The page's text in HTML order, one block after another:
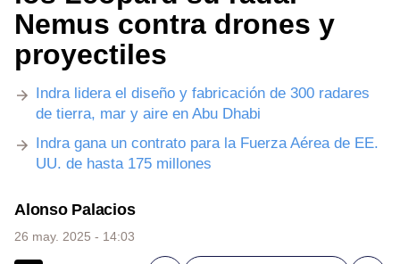
Nemus contra drones y
proyectiles
Indra lidera el diseño y fabricación de 300 radares
de tierra, mar y aire en Abu Dhabi
Indra gana un contrato para la Fuerza Aérea de EE.
UU. de hasta 175 millones
Alonso Palacios
26 may. 2025 - 14:03